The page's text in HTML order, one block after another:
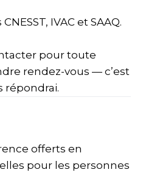
IVAC et SAAQ.
pour toute
rendez-vous — c’est
répondrai.
offerts en
pour les personnes